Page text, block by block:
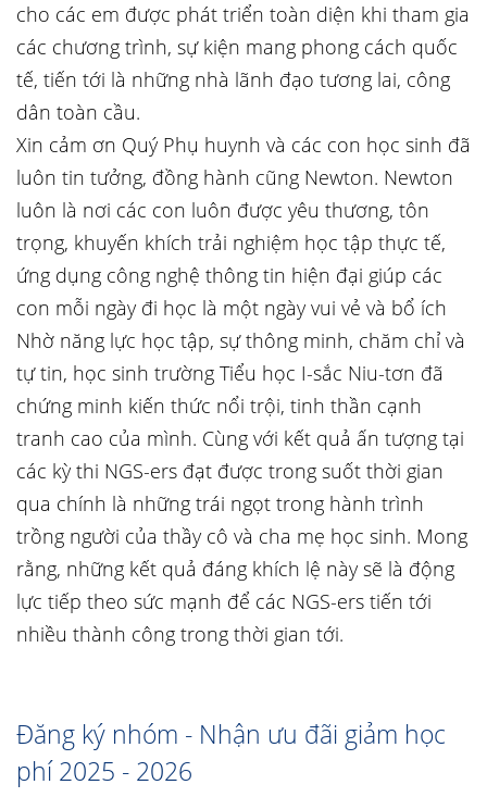
cho các em được phát triển toàn diện khi tham gia
các chương trình, sự kiện mang phong cách quốc
tế, tiến tới là những nhà lãnh đạo tương lai, công
dân toàn cầu.
Xin cảm ơn Quý Phụ huynh và các con học sinh đã
luôn tin tưởng, đồng hành cũng Newton. Newton
luôn là nơi các con luôn được yêu thương, tôn
trọng, khuyến khích trải nghiệm học tập thực tế,
ứng dụng công nghệ thông tin hiện đại giúp các
con mỗi ngày đi học là một ngày vui vẻ và bổ ích
Nhờ năng lực học tập, sự thông minh, chăm chỉ và
tự tin, học sinh trường Tiểu học I-sắc Niu-tơn đã
chứng minh kiến thức nổi trội, tinh thần cạnh
tranh cao của mình. Cùng với kết quả ấn tượng tại
các kỳ thi NGS-ers đạt được trong suốt thời gian
qua chính là những trái ngọt trong hành trình
trồng người của thầy cô và cha mẹ học sinh. Mong
rằng, những kết quả đáng khích lệ này sẽ là động
lực tiếp theo sức mạnh để các NGS-ers tiến tới
nhiều thành công trong thời gian tới.
Đăng ký nhóm - Nhận ưu đãi giảm học
phí 2025 - 2026